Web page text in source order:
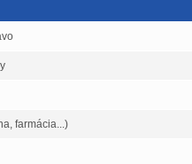
farmácia...)